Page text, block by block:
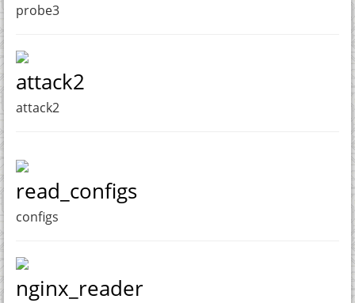
probe3
attack2
attack2
read_configs
configs
nginx_reader